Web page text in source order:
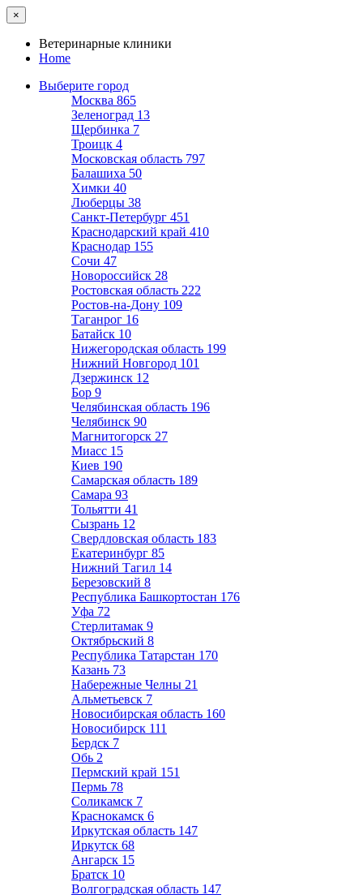
×
Ветеринарные клиники
Home
Выберите город
Москва 865
Зеленоград 13
Щербинка 7
Троицк 4
Московская область 797
Балашиха 50
Химки 40
Люберцы 38
Санкт-Петербург 451
Краснодарский край 410
Краснодар 155
Сочи 47
Новороссийск 28
Ростовская область 222
Ростов-на-Дону 109
Таганрог 16
Батайск 10
Нижегородская область 199
Нижний Новгород 101
Дзержинск 12
Бор 9
Челябинская область 196
Челябинск 90
Магнитогорск 27
Миасс 15
Киев 190
Самарская область 189
Самара 93
Тольятти 41
Сызрань 12
Свердловская область 183
Екатеринбург 85
Нижний Тагил 14
Березовский 8
Республика Башкортостан 176
Уфа 72
Стерлитамак 9
Октябрьский 8
Республика Татарстан 170
Казань 73
Набережные Челны 21
Альметьевск 7
Новосибирская область 160
Новосибирск 111
Бердск 7
Обь 2
Пермский край 151
Пермь 78
Соликамск 7
Краснокамск 6
Иркутская область 147
Иркутск 68
Ангарск 15
Братск 10
Волгоградская область 147